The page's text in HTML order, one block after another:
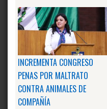
INCREMENTA CONGRESO
PENAS POR MALTRATO
CONTRA ANIMALES DE
COMPAÑÍA